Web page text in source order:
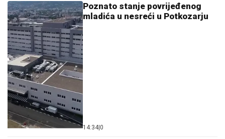
Poznato stanje povrijeđenog
mladića u nesreći u Potkozarju
14:34|0